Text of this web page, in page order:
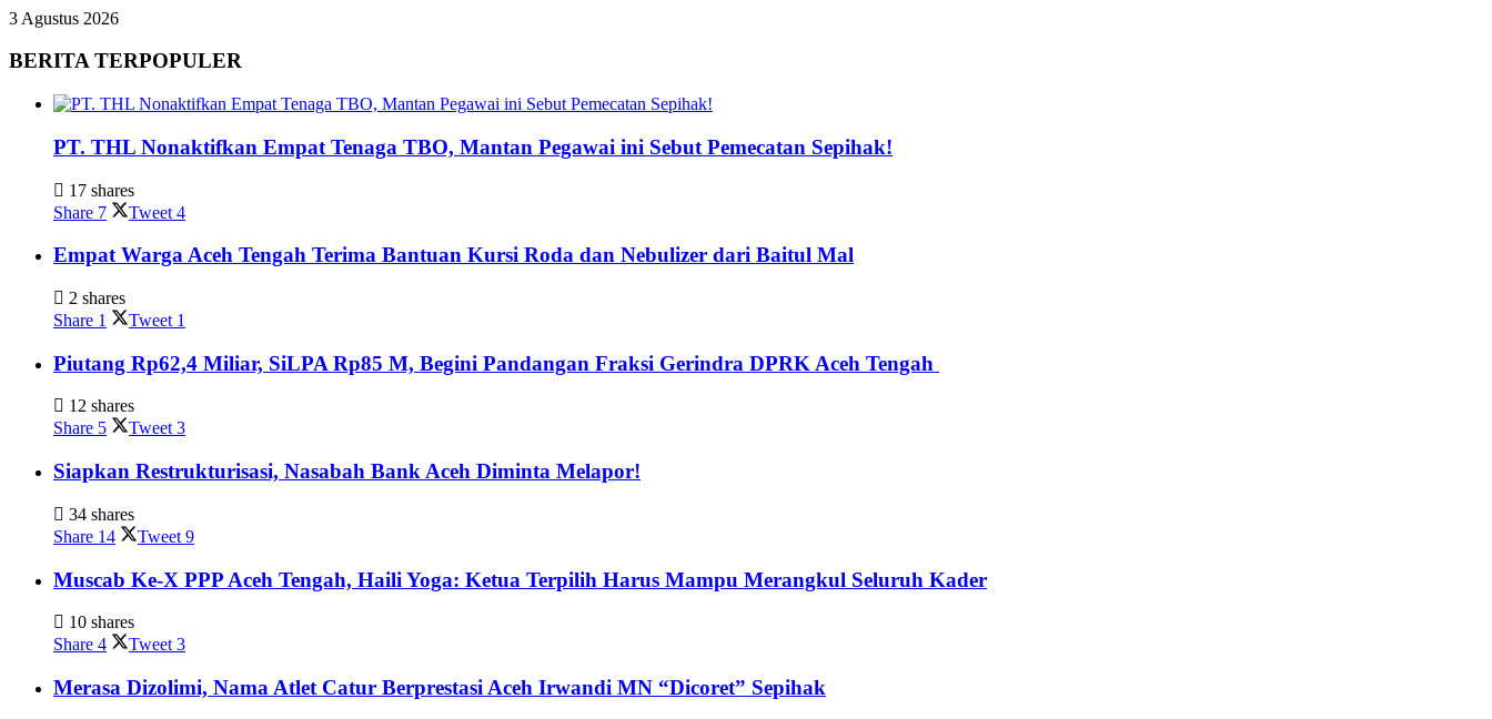
3 Agustus 2026
BERITA TERPOPULER
PT. THL Nonaktifkan Empat Tenaga TBO, Mantan Pegawai ini Sebut Pemecatan Sepihak!
17 shares
Share 7 Tweet 4
Empat Warga Aceh Tengah Terima Bantuan Kursi Roda dan Nebulizer dari Baitul Mal
2 shares
Share 1 Tweet 1
Piutang Rp62,4 Miliar, SiLPA Rp85 M, Begini Pandangan Fraksi Gerindra DPRK Aceh Tengah
12 shares
Share 5 Tweet 3
Siapkan Restrukturisasi, Nasabah Bank Aceh Diminta Melapor!
34 shares
Share 14 Tweet 9
Muscab Ke-X PPP Aceh Tengah, Haili Yoga: Ketua Terpilih Harus Mampu Merangkul Seluruh Kader
10 shares
Share 4 Tweet 3
Merasa Dizolimi, Nama Atlet Catur Berprestasi Aceh Irwandi MN “Dicoret” Sepihak